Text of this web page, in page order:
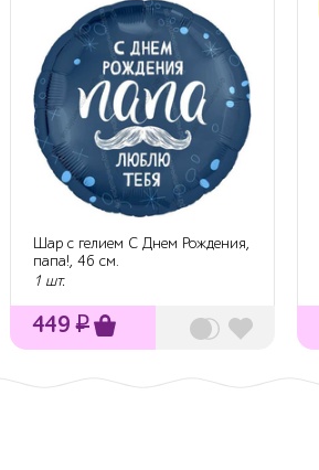
Шар с гелием С Днем Рождения,
папа!, 46 см.
1 шт.
449 ₽